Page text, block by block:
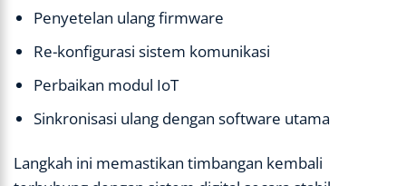
Penyetelan ulang firmware
Re-konfigurasi sistem komunikasi
Perbaikan modul IoT
Sinkronisasi ulang dengan software utama
Langkah ini memastikan timbangan kembali